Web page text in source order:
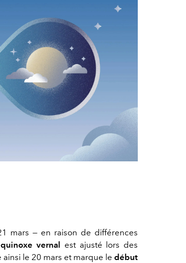
mars — en raison de différences
vernal
est ajusté lors des
ainsi le 20 mars et marque le début